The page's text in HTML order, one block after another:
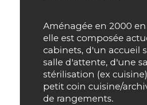
Vue
Cuisine
Aménagée en 2000
elle est composée
cabinets, d'un accueil
salle d'attente, d'une
stérilisation (ex
petit coin cuisine/
de rangements.